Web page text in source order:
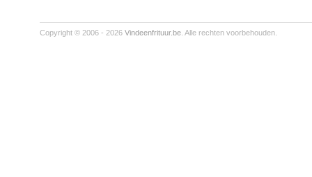
Copyright © 2006 - 2026 Vindeenfrituur.be . Alle rechten voorbehouden.